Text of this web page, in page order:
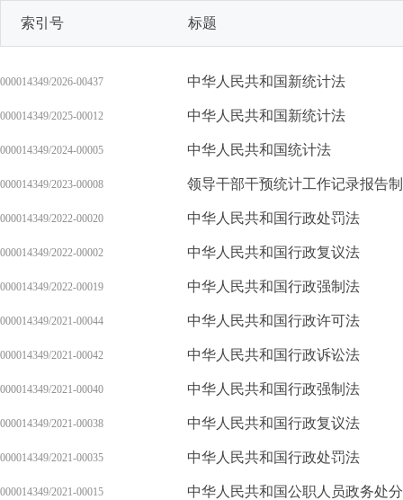
索引号 标题
000014349/2026-00437 中华人民共和国新统计法
000014349/2025-00012 中华人民共和国新统计法
000014349/2024-00005 中华人民共和国统计法
000014349/2023-00008 领导干部干预统计工作记录报告
000014349/2022-00020 中华人民共和国行政处罚法
000014349/2022-00002 中华人民共和国行政复议法
000014349/2022-00019 中华人民共和国行政强制法
000014349/2021-00044 中华人民共和国行政许可法
000014349/2021-00042 中华人民共和国行政诉讼法
000014349/2021-00040 中华人民共和国行政强制法
000014349/2021-00038 中华人民共和国行政复议法
000014349/2021-00035 中华人民共和国行政处罚法
000014349/2021-00015 中华人民共和国公职人员政务处